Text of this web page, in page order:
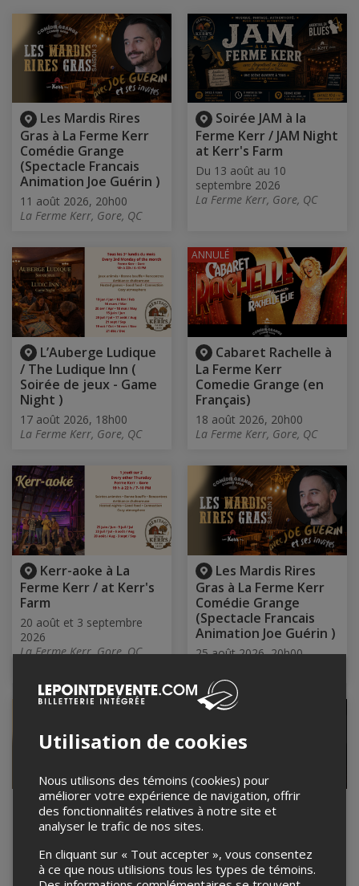
Les Mardis Rires
Gras à La Ferme Kerr
Comédie Grange
(Spectacle Francais
Animation Joe Guérin )
11 août 2026, 20h00
La Ferme Kerr, Gore, QC
Soirée JAM à la
Ferme Kerr / JAM Night
at Kerr's Farm
Du 13 août au 10
septembre 2026
La Ferme Kerr, Gore, QC
L’Auberge Ludique
/ The Ludique Inn (
Soirée de jeux - Game
Night )
17 août 2026, 18h00
La Ferme Kerr, Gore, QC
Cabaret Rachelle à
La Ferme Kerr
Comedie Grange (en
Français)
18 août 2026, 20h00
La Ferme Kerr, Gore, QC
ANNULÉ
Kerr-aoke à La
Ferme Kerr / at Kerr's
Farm
20 août et 3 septembre
2026
La Ferme Kerr, Gore, QC
Les Mardis Rires
Gras à La Ferme Kerr
Comédie Grange
(Spectacle Francais
Animation Joe Guérin )
25 août 2026, 20h00
Les Mardis Rires
Gras at Kerr’s Farm
Comedy Barn – English
Comedy Night (hosted
by Mike Paterson)
Les Mardis Rires
Gras à La Ferme Kerr
Comédie Grange
(Spectacle Francais
Animation Joe Guérin )
Utilisation de cookies
Nous utilisons des témoins (cookies) pour
améliorer votre expérience de navigation, offrir
des fonctionnalités relatives à notre site et
analyser le trafic de nos sites.
En cliquant sur « Tout accepter », vous consentez
à ce que nous utilisions tous les types de témoins.